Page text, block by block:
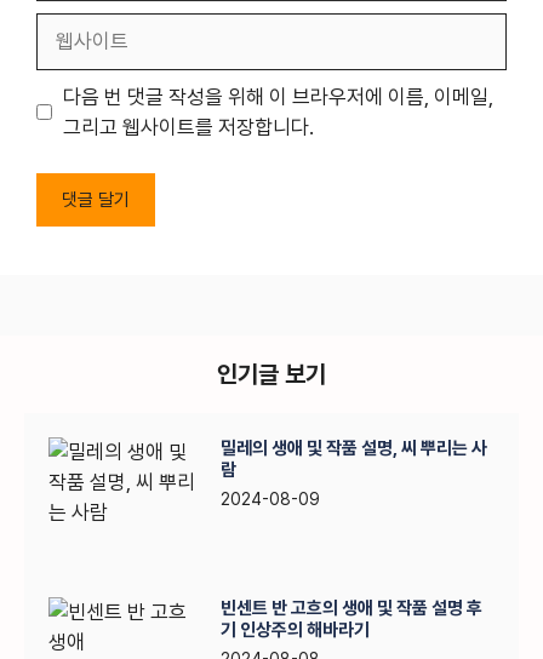
일
트
다음 번 댓글 작성을 위해 이 브라우저에 이름, 이메일,
그리고 웹사이트를 저장합니다.
인기글 보기
밀레의 생애 및 작품 설명, 씨 뿌리는 사
람
2024-08-09
빈센트 반 고흐의 생애 및 작품 설명 후
기 인상주의 해바라기